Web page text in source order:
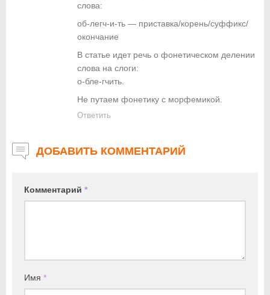
слова:
об-легч-и-ть — приставка/корень/суффикс/
окончание
В статье идет речь о фонетическом делении
слова на слоги:
о-бле-гчить.
Не путаем фонетику с морфемикой.
Ответить
ДОБАВИТЬ КОММЕНТАРИЙ
Комментарий *
Имя *